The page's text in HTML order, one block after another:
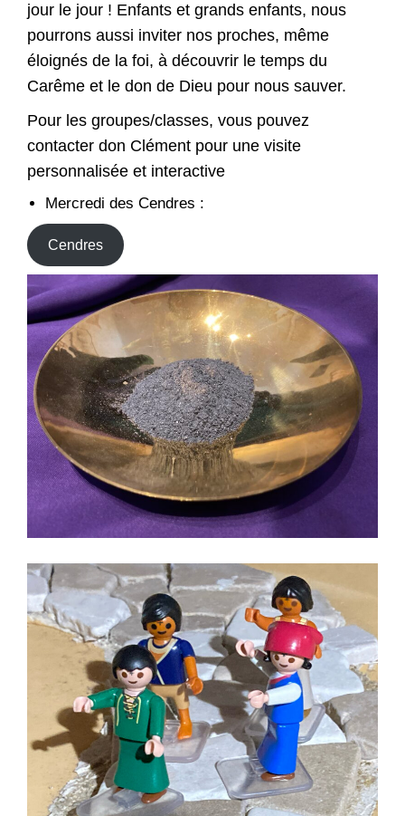
jour le jour ! Enfants et grands enfants, nous
pourrons aussi inviter nos proches, même
éloignés de la foi, à découvrir le temps du
Carême et le don de Dieu pour nous sauver.
Pour les groupes/classes, vous pouvez
contacter don Clément pour une visite
personnalisée et interactive
Mercredi des Cendres :
Cendres